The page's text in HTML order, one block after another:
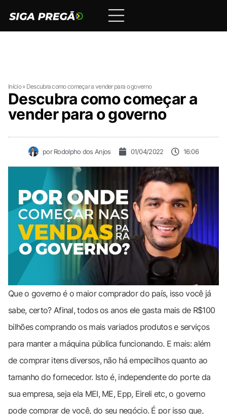
Início» Descubra como começar a vender para o governo
Descubra como começar a
vender para o governo
porRodolpho dos Anjos 01/04/2022 16:06
Que o governo é o maior comprador do país, isso você já
sabe, certo? Afinal, todos os anos ele gasta mais de R$100
bilhões comprando os mais variados produtos e serviços
para manter a máquina pública funcionando. E mais: além
de comprar itens diversos, não há empecilhos quanto ao
tamanho do fornecedor. Isto é, independente do porte da
sua empresa, seja ela MEI, ME, Epp, Eireli etc, o governo
pode comprar de você, do seu negócio. É por isso que,